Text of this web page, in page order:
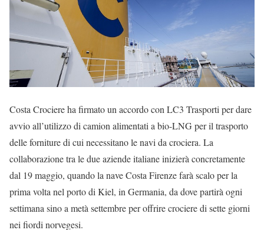
Costa Crociere ha firmato un accordo con LC3 Trasporti per dare
avvio all’utilizzo di camion alimentati a bio-LNG per il trasporto
delle forniture di cui necessitano le navi da crociera. La
collaborazione tra le due aziende italiane inizierà concretamente
dal 19 maggio, quando la nave Costa Firenze farà scalo per la
prima volta nel porto di Kiel, in Germania, da dove partirà ogni
settimana sino a metà settembre per offrire crociere di sette giorni
nei fiordi norvegesi.